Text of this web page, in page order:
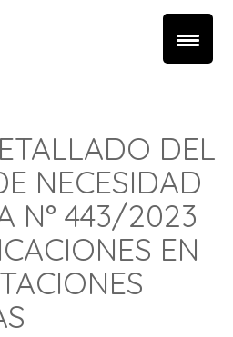
DEL
NECESIDAD
N° 443/2023
EN